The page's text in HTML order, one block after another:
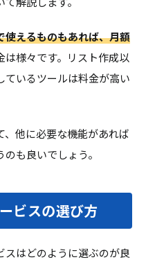
使えるものもあれば、月額
は様々です。リスト作成以
いるツールは料金が高い
、他に必要な機能があれば
も良いでしょう。
ビスの選び方
スはどのように選ぶのが良